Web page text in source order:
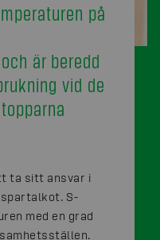
på
är beredd
vid de
ta sitt ansvar i
S-
med en grad